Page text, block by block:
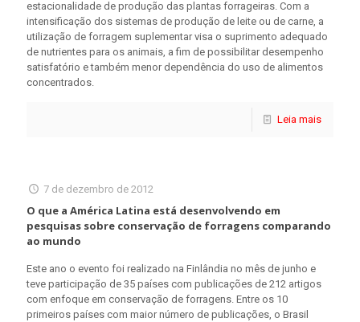
estacionalidade de produção das plantas forrageiras. Com a
intensificação dos sistemas de produção de leite ou de carne, a
utilização de forragem suplementar visa o suprimento adequado
de nutrientes para os animais, a fim de possibilitar desempenho
satisfatório e também menor dependência do uso de alimentos
concentrados.
Leia mais
7 de dezembro de 2012
O que a América Latina está desenvolvendo em
pesquisas sobre conservação de forragens comparando
ao mundo
Este ano o evento foi realizado na Finlândia no mês de junho e
teve participação de 35 países com publicações de 212 artigos
com enfoque em conservação de forragens. Entre os 10
primeiros países com maior número de publicações, o Brasil